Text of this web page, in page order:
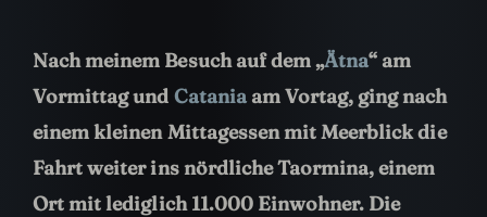
Nach meinem Besuch auf dem „Ätna“ am
Vormittag und Cataniaam Vortag, ging nach
einem kleinen Mittagessen mit Meerblick die
Fahrt weiter ins nördliche Taormina, einem
Ort mit lediglich 11.000 Einwohner. Die